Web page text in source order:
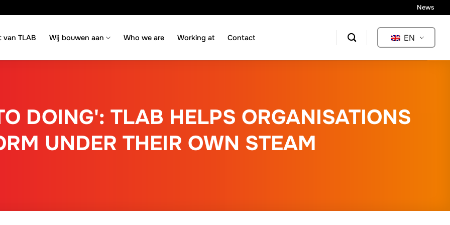
News
van TLAB Wij bouwen aan Who we are Working at Contact EN
DOING': TLAB HELPS ORGANISATIONS
UNDER THEIR OWN STEAM